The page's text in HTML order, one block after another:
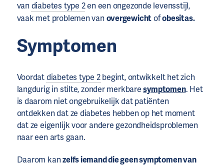
vandiabetes type 2en een ongezonde levensstijl,
vaak met problemen vanovergewichtofobesitas.
Symptomen
Voordatdiabetes type 2begint, ontwikkelt het zich
langdurig in stilte, zonder merkbaresymptomen. Het
is daarom niet ongebruikelijk dat patiënten
ontdekken dat ze diabetes hebben op het moment
dat ze eigenlijk voor andere gezondheidsproblemen
naar een arts gaan.
Daarom kanzelfs iemand die geen symptomen van